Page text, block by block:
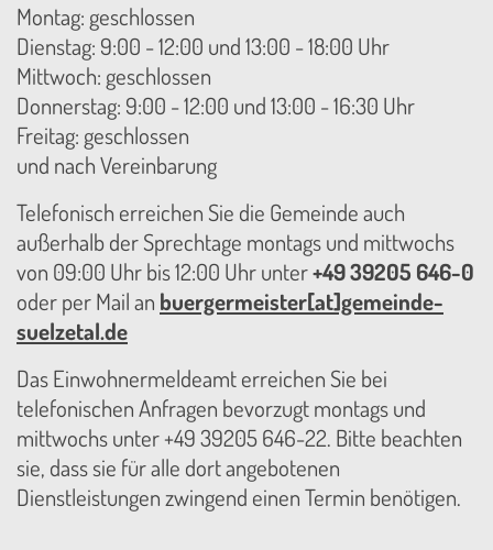
Montag: geschlossen
Dienstag: 9:00 - 12:00 und 13:00 - 18:00 Uhr
Mittwoch: geschlossen
Donnerstag: 9:00 - 12:00 und 13:00 - 16:30 Uhr
Freitag: geschlossen
und nach Vereinbarung
Telefonisch erreichen Sie die Gemeinde auch
außerhalb der Sprechtage montags und mittwochs
von 09:00 Uhr bis 12:00 Uhr unter+49 39205 646-0
oder per Mail an buergermeister[at]gemeinde-
suelzetal.de
Das Einwohnermeldeamt erreichen Sie bei
telefonischen Anfragen bevorzugt montags und
mittwochs unter +49 39205 646-22. Bitte beachten
sie, dass sie für alle dort angebotenen
Dienstleistungen zwingend einen Termin benötigen.